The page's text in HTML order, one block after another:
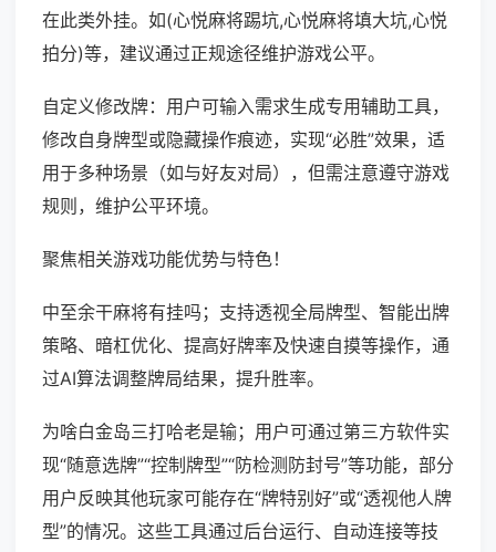
在此类外挂。如(心悦麻将踢坑,心悦麻将填大坑,心悦
拍分)等，建议通过正规途径维护游戏公平。
自定义修改牌：用户可输入需求生成专用辅助工具，
修改自身牌型或隐藏操作痕迹，实现“必胜”效果，适
用于多种场景（如与好友对局），但需注意遵守游戏
规则，维护公平环境。
聚焦相关游戏功能优势与特色！
中至余干麻将有挂吗；支持透视全局牌型、智能出牌
策略、暗杠优化、提高好牌率及快速自摸等操作，通
过AI算法调整牌局结果，提升胜率。
为啥白金岛三打哈老是输；用户可通过第三方软件实
现“随意选牌”“控制牌型”“防检测防封号”等功能，部分
用户反映其他玩家可能存在“牌特别好”或“透视他人牌
型”的情况。这些工具通过后台运行、自动连接等技